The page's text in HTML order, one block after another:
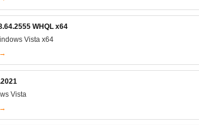
WHQL x64
Vista x64
Vista